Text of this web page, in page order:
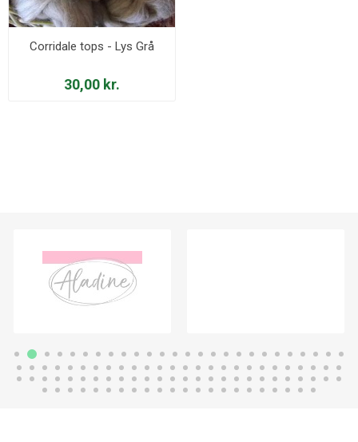
Corridale tops - Lys Grå
30,00 kr.